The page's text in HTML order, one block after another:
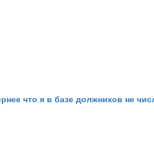
что я в базе должников не